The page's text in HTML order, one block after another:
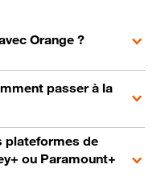
Orange ?
passer à la
plateformes de
ou Paramount+